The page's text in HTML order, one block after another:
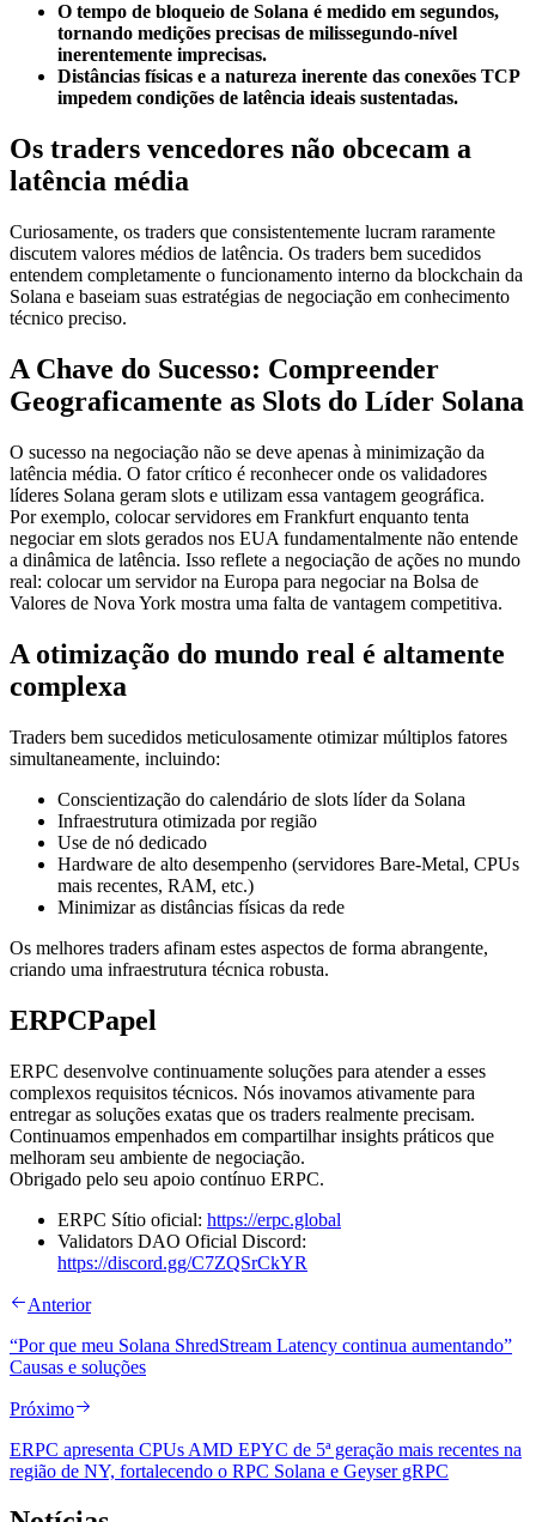
O tempo de bloqueio de Solana é medido em segundos,
tornando medições precisas de milissegundo-nível
inerentemente imprecisas.
Distâncias físicas e a natureza inerente das conexões TCP
impedem condições de latência ideais sustentadas.
Os traders vencedores não obcecam a
latência média
Curiosamente, os traders que consistentemente lucram raramente
discutem valores médios de latência. Os traders bem sucedidos
entendem completamente o funcionamento interno da blockchain da
Solana e baseiam suas estratégias de negociação em conhecimento
técnico preciso.
A Chave do Sucesso: Compreender
Geograficamente as Slots do Líder Solana
O sucesso na negociação não se deve apenas à minimização da
latência média. O fator crítico é reconhecer onde os validadores
líderes Solana geram slots e utilizam essa vantagem geográfica.
Por exemplo, colocar servidores em Frankfurt enquanto tenta
negociar em slots gerados nos EUA fundamentalmente não entende
a dinâmica de latência. Isso reflete a negociação de ações no mundo
real: colocar um servidor na Europa para negociar na Bolsa de
Valores de Nova York mostra uma falta de vantagem competitiva.
A otimização do mundo real é altamente
complexa
Traders bem sucedidos meticulosamente otimizar múltiplos fatores
simultaneamente, incluindo:
Conscientização do calendário de slots líder da Solana
Infraestrutura otimizada por região
Use de nó dedicado
Hardware de alto desempenho (servidores Bare-Metal, CPUs
mais recentes, RAM, etc.)
Minimizar as distâncias físicas da rede
Os melhores traders afinam estes aspectos de forma abrangente,
criando uma infraestrutura técnica robusta.
ERPCPapel
ERPC desenvolve continuamente soluções para atender a esses
complexos requisitos técnicos. Nós inovamos ativamente para
entregar as soluções exatas que os traders realmente precisam.
Continuamos empenhados em compartilhar insights práticos que
melhoram seu ambiente de negociação.
Obrigado pelo seu apoio contínuo ERPC.
ERPC Sítio oficial: https://erpc.global
Validators DAO Oficial Discord:
https://discord.gg/C7ZQSrCkYR
Anterior
“Por que meu Solana ShredStream Latency continua aumentando”
Causas e soluções
Próximo
ERPC apresenta CPUs AMD EPYC de 5ª geração mais recentes na
região de NY, fortalecendo o RPC Solana e Geyser gRPC